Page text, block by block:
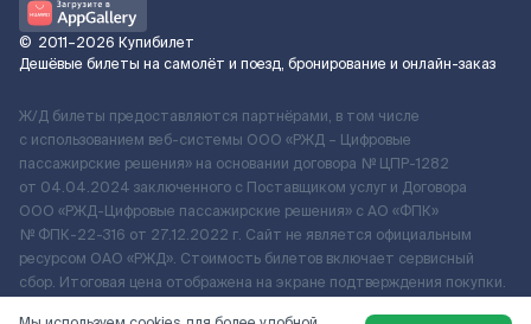
© 2011–2026 Купибилет
Дешёвые билеты на самолёт и поезд, бронирование и онлайн-заказ
Ж/Д билеты предоставляются партнёрами, в том числе
с использованием веб-системы ООО «РЖД – Цифровые
пассажирские решения» на основании договора № ЦПР-1282
от 04.04.2024 заключенного с Поставщиком услуг и Договора
ООО «РЖД-Цифровые пассажирские решения» c АО «ФПК»
№ ФПК-22-316 от 27.12.2022 г. Сайт не является официальным
ресурсом ОАО «РЖД». Стоимость билетов включает сервисный
сбор. Итоговая цена отображена на экране подтверждения покупки.